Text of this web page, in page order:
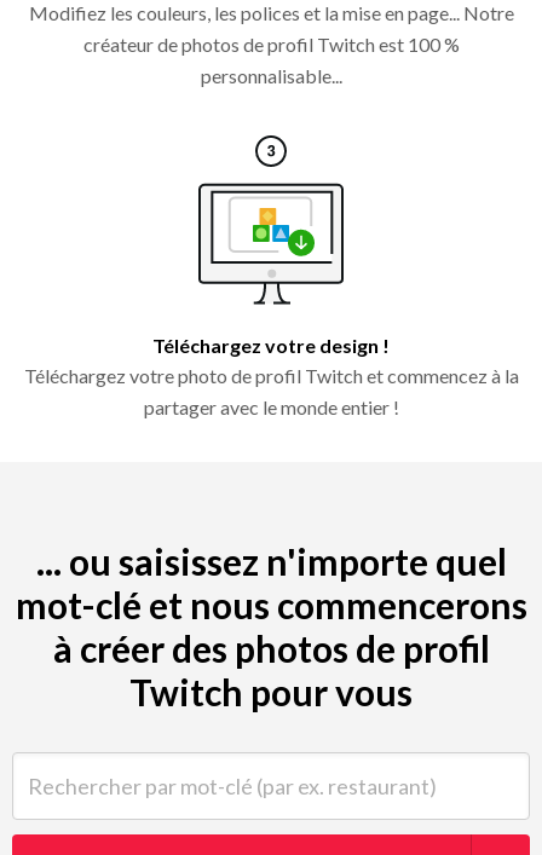
Modifiez les couleurs, les polices et la mise en page... Notre
créateur de photos de profil Twitch est 100 %
personnalisable...
Téléchargez votre design !
Téléchargez votre photo de profil Twitch et commencez à la
partager avec le monde entier !
... ou saisissez n'importe quel
mot-clé et nous commencerons
à créer des photos de profil
Twitch pour vous